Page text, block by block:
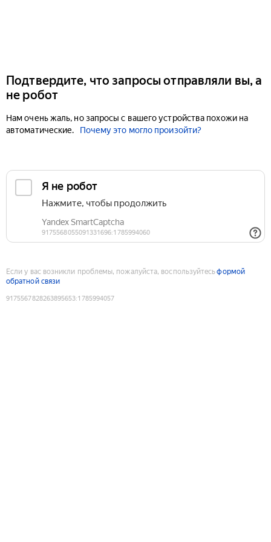
Подтвердите, что запросы отправляли вы, а
не робот
Нам очень жаль, но запросы с вашего устройства похожи на
автоматические.
Почему это могло произойти?
Если у вас возникли проблемы, пожалуйста, воспользуйтесьформой
обратной связи
9175567828263895653:1785994057